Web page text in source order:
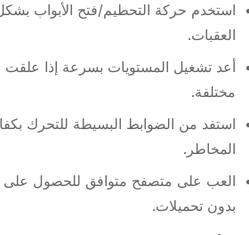
استخدم حركة التحطيم/فتح الأبواب
العقبات.
أعد تشغيل المستويات بسرعة إذا
مختلفة.
استفد من الضوابط البسيطة للتحرك
المخاطر.
العب على متصفح متوافق للحصول
بدون تحميلات.